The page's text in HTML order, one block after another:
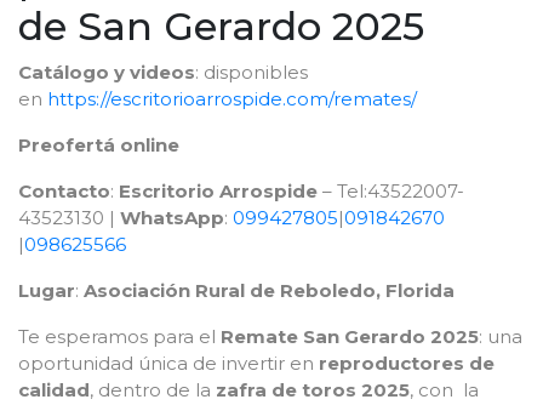
de San Gerardo 2025
Catálogo y videos: disponibles
en https://escritorioarrospide.com/remates/
Preofertá online
Contacto: Escritorio Arrospide – Tel:43522007-
43523130 | WhatsApp: 099427805|091842670
|098625566
Lugar: Asociación Rural de Reboledo, Florida
Te esperamos para el Remate San Gerardo 2025: una
oportunidad única de invertir en reproductores de
calidad, dentro de la zafra de toros 2025, con la